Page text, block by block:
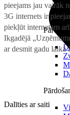
pieejams jau vairāk
3G internets ir
piekļūt internetam
Ikgadējā
ar desmit gadu laikā
Dalīties ar saiti